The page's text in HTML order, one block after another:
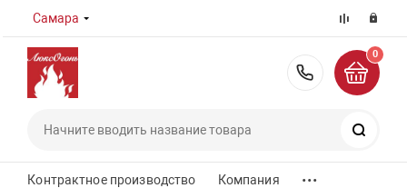
Самара
8 (800)
0
Контрактное производство Компания ...